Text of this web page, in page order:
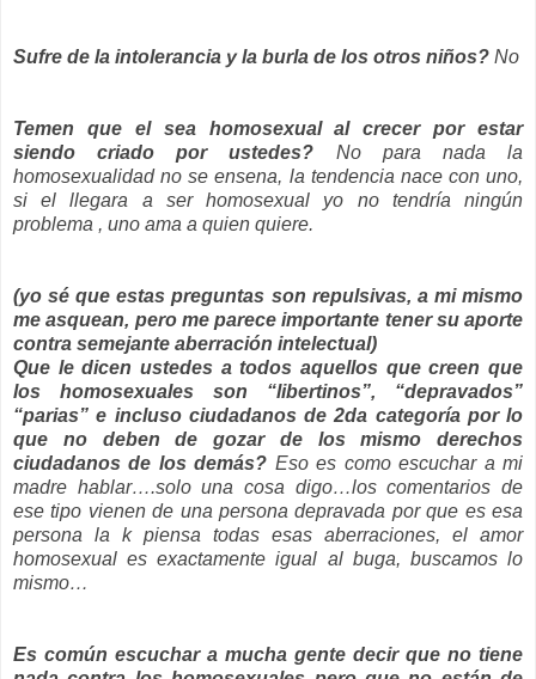
Sufre de la intolerancia y la burla de los otros niños? No
Temen que el sea homosexual al crecer por estar
siendo criado por ustedes? No para nada la
homosexualidad no se ensena, la tendencia nace con uno,
si el llegara a ser homosexual yo no tendría ningún
problema , uno ama a quien quiere.
(yo sé que estas preguntas son repulsivas, a mi mismo
me asquean, pero me parece importante tener su aporte
contra semejante aberración intelectual)
Que le dicen ustedes a todos aquellos que creen que
los homosexuales son “libertinos”, “depravados”
“parias” e incluso ciudadanos de 2da categoría por lo
que no deben de gozar de los mismo derechos
ciudadanos de los demás? Eso es como escuchar a mi
madre hablar….solo una cosa digo…los comentarios de
ese tipo vienen de una persona depravada por que es esa
persona la k piensa todas esas aberraciones, el amor
homosexual es exactamente igual al buga, buscamos lo
mismo…
Es común escuchar a mucha gente decir que no tiene